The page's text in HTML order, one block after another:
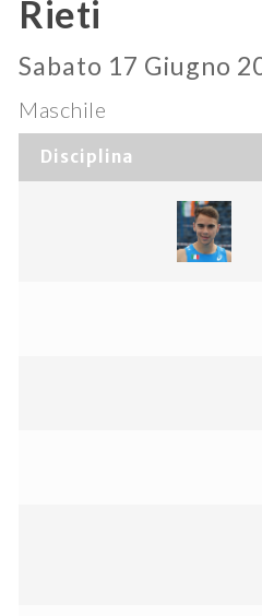
Rieti
Sabato 17 Giugno
Maschile
Disciplina